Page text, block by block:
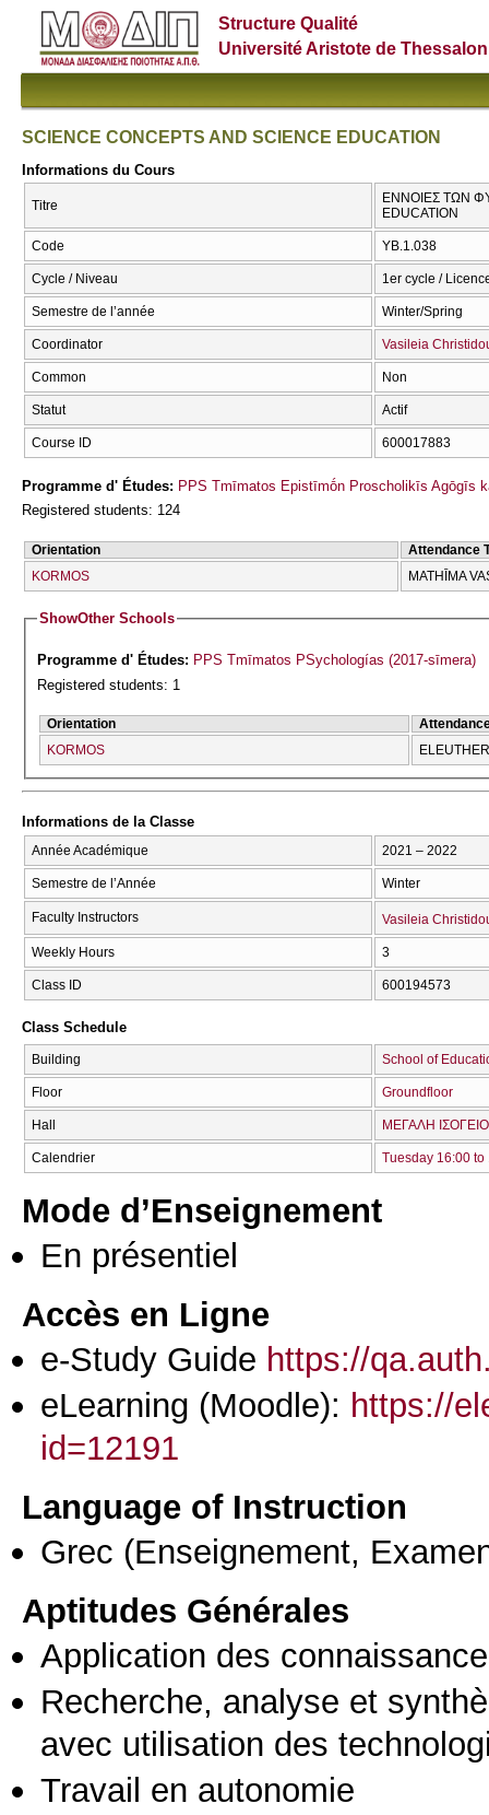
Structure Qualité
Université Aristote de
SCIENCE CONCEPTS AND SCIENCE EDUCATION
Informations du Cours
Titre
ΕΝΝΟΙΕΣ ΤΩΝ
EDUCATION
Code ΥΒ.1.038
Cycle / Niveau 1er cycle /
Semestre de l’année Winter/Spring
Coordinator Vasileia
Common Non
Statut Actif
Course ID 600017883
Programme d' Études: PPS Tmīmatos Epistīmṓn Proscholikīs Agōgīs
Registered students: 124
Orientation
Attendance
KORMOS
MATHĪMA
ShowOther Schools
Programme d' Études: PPS Tmīmatos PSychologías (2017-sīmera)
Registered students: 1
Orientation
KORMOS
Informations de la Classe
Année Académique 2021 – 2022
Semestre de l’Année Winter
Faculty Instructors Vasileia
Weekly Hours 3
Class ID 600194573
Class Schedule
Building School of
Floor Groundfloor
Hall ΜΕΓΑΛΗ
Calendrier Tuesday 16:00 to
Mode d’Enseignement
En présentiel
Accès en Ligne
e-Study Guide https://
eLearning (Moodle): https://
id=12191
Language of Instruction
Grec (Enseignement,
Aptitudes Générales
Application des
Recherche, analyse et
avec utilisation des
Travail en autonomie